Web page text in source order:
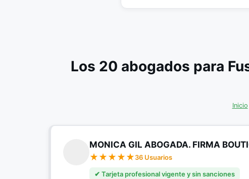
Los 20 abogados para
Inicio
MONICA GIL ABOGADA. FIRMA
36 Usuarios
✔ Tarjeta profesional vigente y sin sanciones